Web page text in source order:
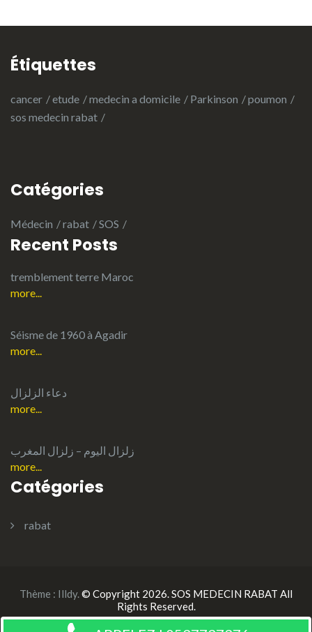
Étiquettes
cancer etude medecin a domicile Parkinson
poumon
sos medecin rabat
Catégories
Médecin rabat SOS
Recent Posts
tremblement terre Maroc
more...
Séisme de 1960 à Agadir
more...
دعاء الزلزال
more...
more...
Catégories
rabat
Thème : Illdy.© Copyright 2026. SOS MEDECIN RABAT All
Rights Reserved.